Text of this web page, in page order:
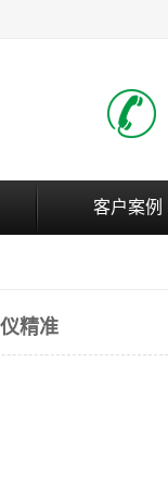
客户案例
精准